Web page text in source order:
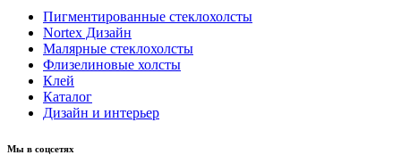
Пигментированные стеклохолсты
Nortex Дизайн
Малярные стеклохолсты
Флизелиновые холсты
Клей
Каталог
Дизайн и интерьер
Мы в соцсетях